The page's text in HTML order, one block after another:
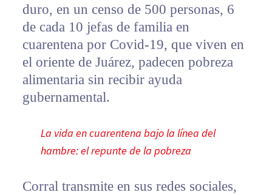
duro, en un censo de 500 personas, 6
de cada 10 jefas de familia en
cuarentena por Covid-19, que viven en
el oriente de Juárez, padecen pobreza
alimentaria sin recibir ayuda
gubernamental.
La vida en cuarentena bajo la línea del
hambre: el repunte de la pobreza
Corral transmite en sus redes sociales,